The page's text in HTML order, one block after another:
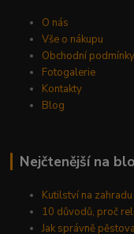
O nás
Vše o nákupu
Obchodní podmínky
Fotogalerie
Kontakty
Blog
Nejčtenější na
Kutilství na
10 důvodů, proč
Jak správně